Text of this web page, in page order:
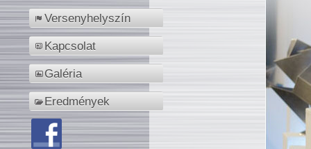
Versenyhelyszín
Kapcsolat
Galéria
Eredmények